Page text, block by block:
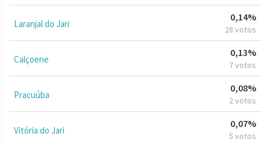
Laranjal do Jari
0,14%
28 votos
Calçoene
0,13%
7 votos
Pracuúba
0,08%
2 votos
Vitória do Jari
0,07%
5 votos